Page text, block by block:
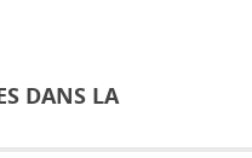
DANS LA